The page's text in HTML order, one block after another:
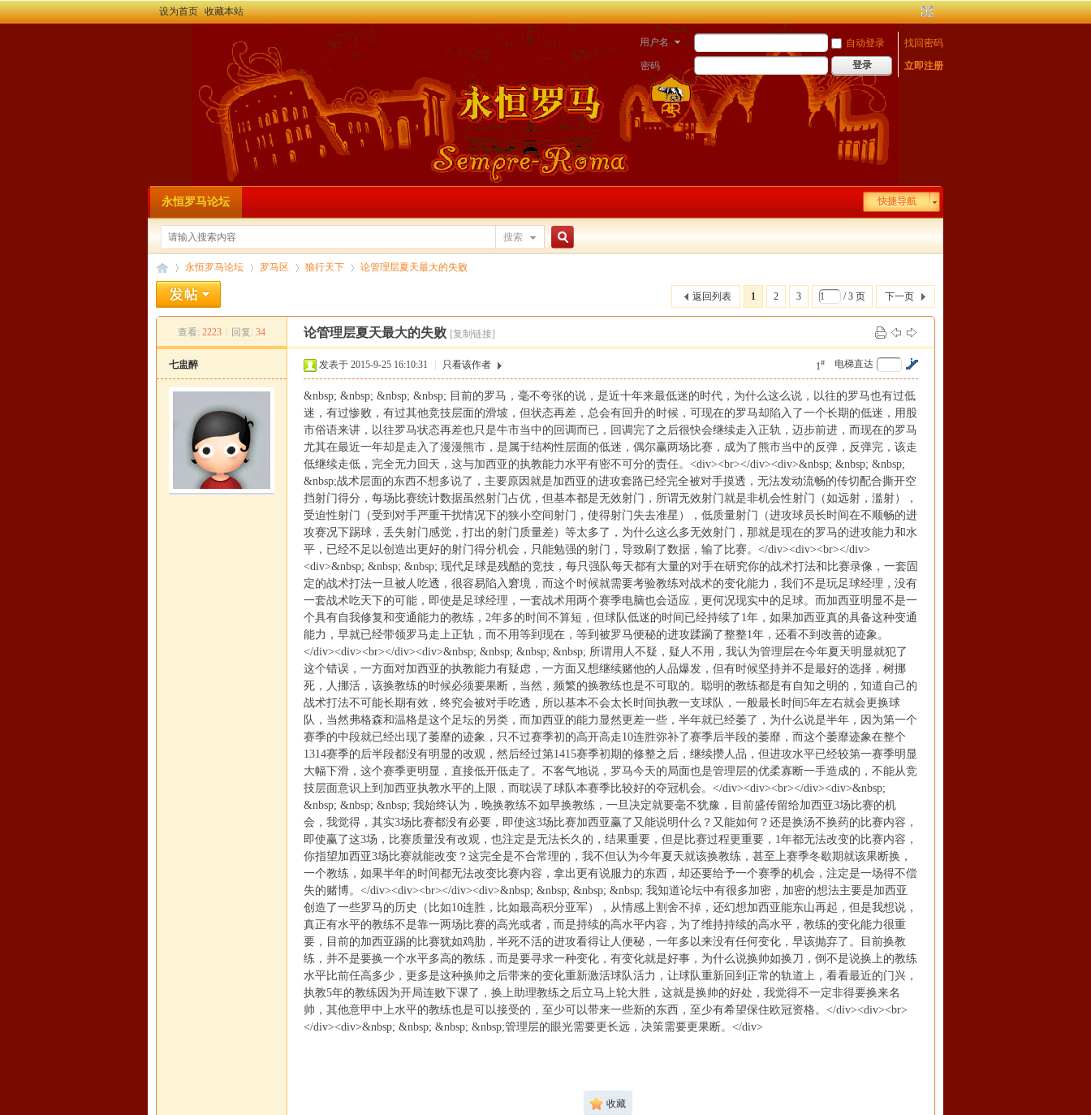
设为首页 收藏本站
用户名 自动登录
找回密码
密码
登录 立即注册
快捷导航
永恒罗马论坛
搜索
永恒罗马论坛
›
罗马区 狼行天下
›
论管理层夏天最大的失败
1 2 3 / 3 页 下一页
返回列表
查看: 2223 回复: 34 论管理层夏天最大的失败 [复制链接]
七盅醉 电梯直达
1#
发表于 2015-9-25 16:10:31 只看该作者
&nbsp; &nbsp; &nbsp; &nbsp; 目前的罗马，毫不夸张的说，是近十年来最低迷的时代，为什么这么说，以往的罗马也有过低
迷，有过惨败，有过其他竞技层面的滑坡，但状态再差，总会有回升的时候，可现在的罗马却陷入了一个长期的低迷，用股
市俗语来讲，以往罗马状态再差也只是牛市当中的回调而已，回调完了之后很快会继续走入正轨，迈步前进，而现在的罗马
尤其在最近一年却是走入了漫漫熊市，是属于结构性层面的低迷，偶尔赢两场比赛，成为了熊市当中的反弹，反弹完，该走
低继续走低，完全无力回天，这与加西亚的执教能力水平有密不可分的责任。<div><br></div><div>&nbsp; &nbsp; &nbsp;
&nbsp;战术层面的东西不想多说了，主要原因就是加西亚的进攻套路已经完全被对手摸透，无法发动流畅的传切配合撕开空
挡射门得分，每场比赛统计数据虽然射门占优，但基本都是无效射门，所谓无效射门就是非机会性射门（如远射，滥射），
受迫性射门（受到对手严重干扰情况下的狭小空间射门，使得射门失去准星），低质量射门（进攻球员长时间在不顺畅的进
攻赛况下踢球，丢失射门感觉，打出的射门质量差）等太多了，为什么这么多无效射门，那就是现在的罗马的进攻能力和水
平，已经不足以创造出更好的射门得分机会，只能勉强的射门，导致刷了数据，输了比赛。</div><div><br></div>
<div>&nbsp; &nbsp; &nbsp; 现代足球是残酷的竞技，每只强队每天都有大量的对手在研究你的战术打法和比赛录像，一套固
定的战术打法一旦被人吃透，很容易陷入窘境，而这个时候就需要考验教练对战术的变化能力，我们不是玩足球经理，没有
一套战术吃天下的可能，即使是足球经理，一套战术用两个赛季电脑也会适应，更何况现实中的足球。而加西亚明显不是一
个具有自我修复和变通能力的教练，2年多的时间不算短，但球队低迷的时间已经持续了1年，如果加西亚真的具备这种变通
能力，早就已经带领罗马走上正轨，而不用等到现在，等到被罗马便秘的进攻蹂躏了整整1年，还看不到改善的迹象。
</div><div><br></div><div>&nbsp; &nbsp; &nbsp; &nbsp; 所谓用人不疑，疑人不用，我认为管理层在今年夏天明显就犯了
这个错误，一方面对加西亚的执教能力有疑虑，一方面又想继续赌他的人品爆发，但有时候坚持并不是最好的选择，树挪
死，人挪活，该换教练的时候必须要果断，当然，频繁的换教练也是不可取的。聪明的教练都是有自知之明的，知道自己的
战术打法不可能长期有效，终究会被对手吃透，所以基本不会太长时间执教一支球队，一般最长时间5年左右就会更换球
队，当然弗格森和温格是这个足坛的另类，而加西亚的能力显然更差一些，半年就已经萎了，为什么说是半年，因为第一个
赛季的中段就已经出现了萎靡的迹象，只不过赛季初的高开高走10连胜弥补了赛季后半段的萎靡，而这个萎靡迹象在整个
1314赛季的后半段都没有明显的改观，然后经过第1415赛季初期的修整之后，继续攒人品，但进攻水平已经较第一赛季明显
大幅下滑，这个赛季更明显，直接低开低走了。不客气地说，罗马今天的局面也是管理层的优柔寡断一手造成的，不能从竞
技层面意识上到加西亚执教水平的上限，而耽误了球队本赛季比较好的夺冠机会。</div><div><br></div><div>&nbsp;
&nbsp; &nbsp; &nbsp; 我始终认为，晚换教练不如早换教练，一旦决定就要毫不犹豫，目前盛传留给加西亚3场比赛的机
会，我觉得，其实3场比赛都没有必要，即使这3场比赛加西亚赢了又能说明什么？又能如何？还是换汤不换药的比赛内容，
即使赢了这3场，比赛质量没有改观，也注定是无法长久的，结果重要，但是比赛过程更重要，1年都无法改变的比赛内容，
你指望加西亚3场比赛就能改变？这完全是不合常理的，我不但认为今年夏天就该换教练，甚至上赛季冬歇期就该果断换，
一个教练，如果半年的时间都无法改变比赛内容，拿出更有说服力的东西，却还要给予一个赛季的机会，注定是一场得不偿
失的赌博。</div><div><br></div><div>&nbsp; &nbsp; &nbsp; &nbsp; 我知道论坛中有很多加密，加密的想法主要是加西亚
创造了一些罗马的历史（比如10连胜，比如最高积分亚军），从情感上割舍不掉，还幻想加西亚能东山再起，但是我想说，
真正有水平的教练不是靠一两场比赛的高光或者，而是持续的高水平内容，为了维持持续的高水平，教练的变化能力很重
要，目前的加西亚踢的比赛犹如鸡肋，半死不活的进攻看得让人便秘，一年多以来没有任何变化，早该抛弃了。目前换教
练，并不是要换一个水平多高的教练，而是要寻求一种变化，有变化就是好事，为什么说换帅如换刀，倒不是说换上的教练
水平比前任高多少，更多是这种换帅之后带来的变化重新激活球队活力，让球队重新回到正常的轨道上，看看最近的门兴，
执教5年的教练因为开局连败下课了，换上助理教练之后立马上轮大胜，这就是换帅的好处，我觉得不一定非得要换来名
帅，其他意甲中上水平的教练也是可以接受的，至少可以带来一些新的东西，至少有希望保住欧冠资格。</div><div><br>
</div><div>&nbsp; &nbsp; &nbsp; &nbsp;管理层的眼光需要更长远，决策需要更果断。</div>
收藏